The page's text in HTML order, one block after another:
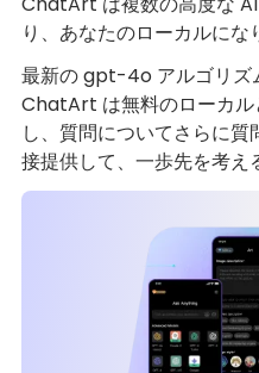
り、あなたのローカルにな
最新の gpt-4o アルゴリズ
ChatArt は無料のローカル
し、質問についてさらに
接提供して、一歩先を考え